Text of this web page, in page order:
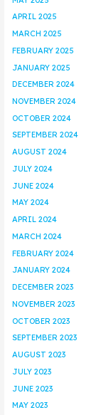
APRIL 2025
MARCH 2025
FEBRUARY 2025
JANUARY 2025
DECEMBER 2024
NOVEMBER 2024
OCTOBER 2024
SEPTEMBER 2024
AUGUST 2024
JULY 2024
JUNE 2024
MAY 2024
APRIL 2024
MARCH 2024
FEBRUARY 2024
JANUARY 2024
DECEMBER 2023
NOVEMBER 2023
OCTOBER 2023
SEPTEMBER 2023
AUGUST 2023
JULY 2023
JUNE 2023
MAY 2023